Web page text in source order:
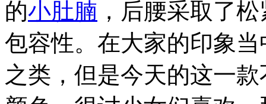
的小肚腩 ，后腰采取了
包容性。在大家的印象
之类，但是今天的这一